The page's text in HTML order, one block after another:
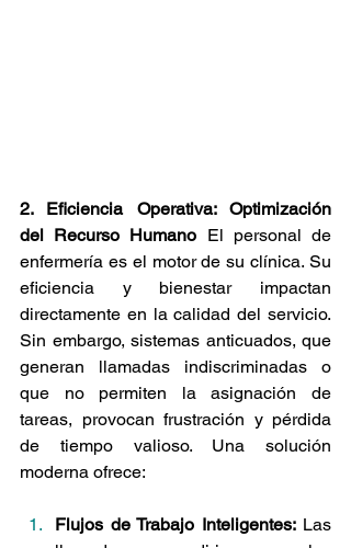
2. Eficiencia Operativa: Optimización
del Recurso Humano El personal de
enfermería es el motor de su clínica. Su
eficiencia y bienestar impactan
directamente en la calidad del servicio.
Sin embargo, sistemas anticuados, que
generan llamadas indiscriminadas o
que no permiten la asignación de
tareas, provocan frustración y pérdida
de tiempo valioso. Una solución
moderna ofrece:
Flujos de Trabajo Inteligentes: Las